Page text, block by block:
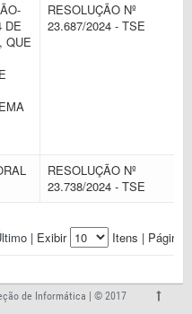
DE
QUE
RESOLUÇÃO Nº
23.687/2024 - TSE
RESOLUÇÃO Nº
23.738/2024 - TSE
| Exibir Itens | Página:
de Informática | © 2017